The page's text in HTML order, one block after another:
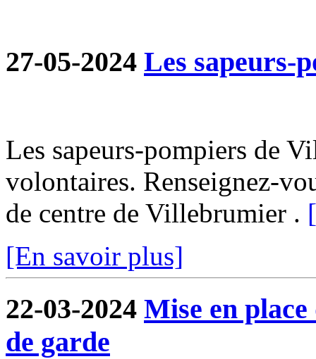
27-05-2024 Les sapeurs-
Les sapeurs-pompiers de
volontaires. Renseignez-
de centre de Villebrumier .
[En savoir plus]
22-03-2024 Mise en
de garde